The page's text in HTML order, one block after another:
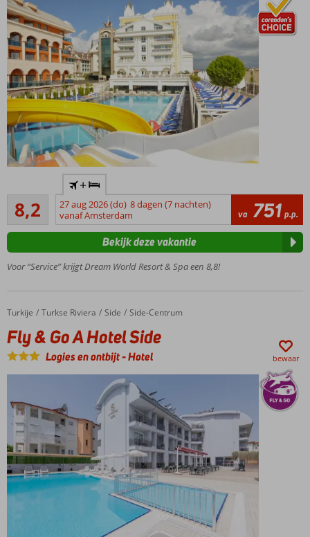
Zwembad
glijbanen
Een
Wellness
Een
voor de
shuttleservice
naar het
strand
8,2
Zeer goed
25
beoordelingen
+
27 aug 2026 (do) 8 dagen (7 nachten)
vanaf Amsterdam
va 751 p.p.
Voor “Service” krijgt Dream World Resort & Spa een 8,8!
Bekijk deze vakantie
Home
Turkije Turkse Riviera Side Side-Centrum
Fly & Go A Hotel Side
Fly & Go A Hotel Side
Logies en ontbijt-Hotel bewaar